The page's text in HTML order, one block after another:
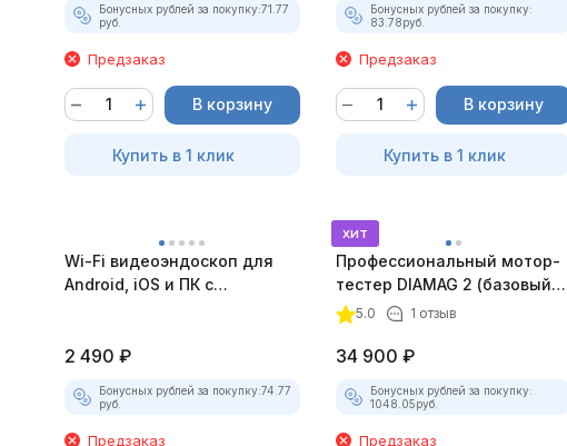
Бонусных рублей за покупку:71.77
руб.
Предзаказ
В корзину
Купить в 1 клик
Бонусных рублей за покупку:
83.78руб.
Предзаказ
В корзину
Купить в 1 клик
Wi-Fi видеоэндоскоп для
Android, iOS и ПК с
2 490 ₽
Бонусных рублей за покупку:74.77
руб.
Предзаказ
хит
Профессиональный мотор-
тестер DIAMAG 2 (базовый
комплект)
5.0 1 отзыв
34 900 ₽
Бонусных рублей за покупку:
1048.05руб.
Предзаказ